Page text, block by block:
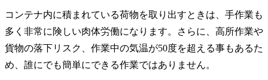
コンテナ内に積まれている荷物を取り出すときは、手作業も
多く非常に険しい肉体労働になります。さらに、高所作業や
貨物の落下リスク、作業中の気温が50度を超える事もあるた
め、誰にでも簡単にできる作業ではありません。